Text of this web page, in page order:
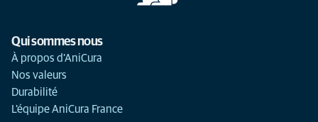
Qui sommes nous
À propos d'AniCura
Nos valeurs
Durabilité
L'équipe AniCura France